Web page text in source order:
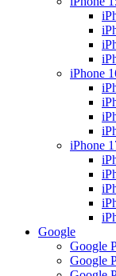
iPhone
iPhone
Google
Google
Google